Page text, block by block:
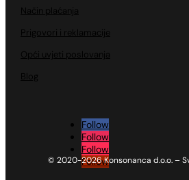
Način plaćanja
Prigovori i reklamacije
Opći uvjeti poslovanja
Blog
Follow
Follow
Follow
Follow
© 2020-2026 Konsonanca d.o.o. –